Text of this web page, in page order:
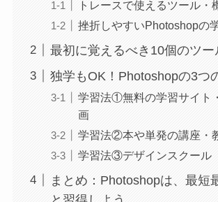
トレースで使えるツール・
挫折しやすいPhotoshopの
最初に覚えるべき10個のツー
独学もOK！Photoshopの3つ
学習法①無料の学習サイト
画
学習法②本や単発の講座・
学習法③デザインスクール
まとめ：Photoshopは、最短